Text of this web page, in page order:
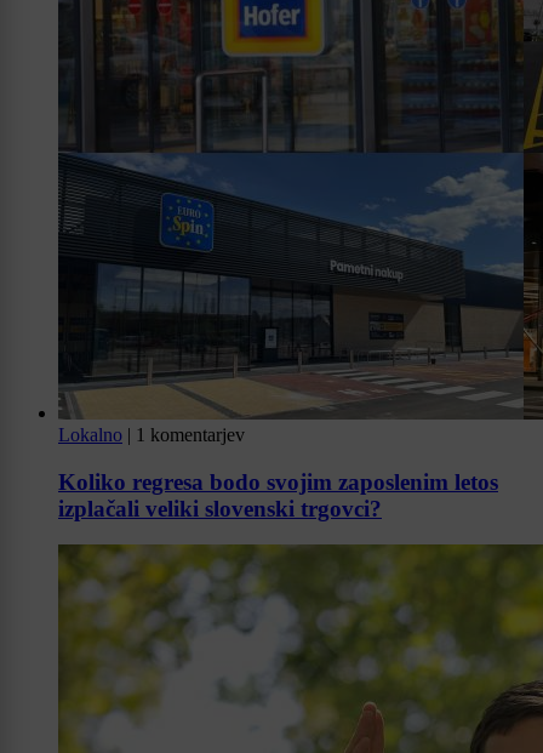
Lokalno | 1 komentarjev
Koliko regresa bodo svojim zaposlenim letos
izplačali veliki slovenski trgovci?